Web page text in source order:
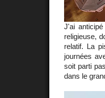
J'ai
religieuse,
relatif. La
journées
soit parti
dans le